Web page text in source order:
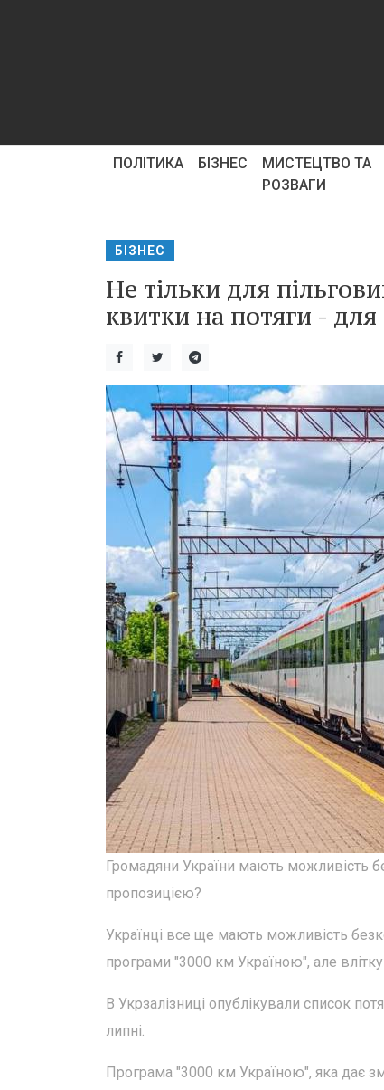
ПОЛІТИКА БІЗНЕС
МИСТЕЦТВО ТА
РОЗВАГИ
БІЗНЕС
Не тільки для
квитки на потяги - для
Громадяни України мають можливість
пропозицією?
Українці все ще мають можливість
програми "3000 км Україною", але
В Укрзалізниці опублікували список
липні.
Програма "3000 км Україною", яка дає